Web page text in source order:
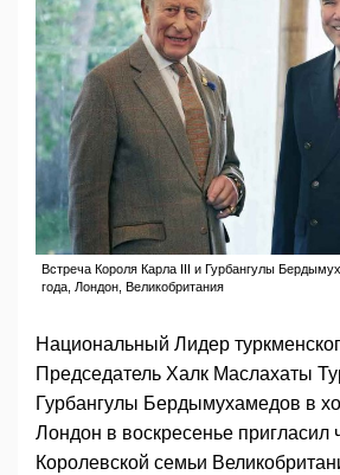
Встреча Короля Карла III и Гурбангулы
года, Лондон, Великобритания
Национальный Лидер
Председатель Халк Маслахаты
Гурбангулы Бердымухамедов в
Лондон в воскресенье пригласил
Королевской семьи